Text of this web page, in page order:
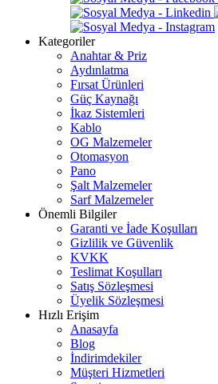
Kategoriler
Anahtar & Priz
Aydınlatma
Fırsat Ürünleri
Güç Kaynağı
İkaz Sistemleri
Kablo
OG Malzemeler
Otomasyon
Pano
Şalt Malzemeler
Sarf Malzemeler
Önemli Bilgiler
Garanti ve İade Koşulları
Gizlilik ve Güvenlik
KVKK
Teslimat Koşulları
Satış Sözleşmesi
Üyelik Sözleşmesi
Hızlı Erişim
Anasayfa
Blog
İndirimdekiler
Müşteri Hizmetleri